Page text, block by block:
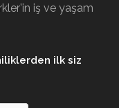
iş ve yaşam
ilk siz